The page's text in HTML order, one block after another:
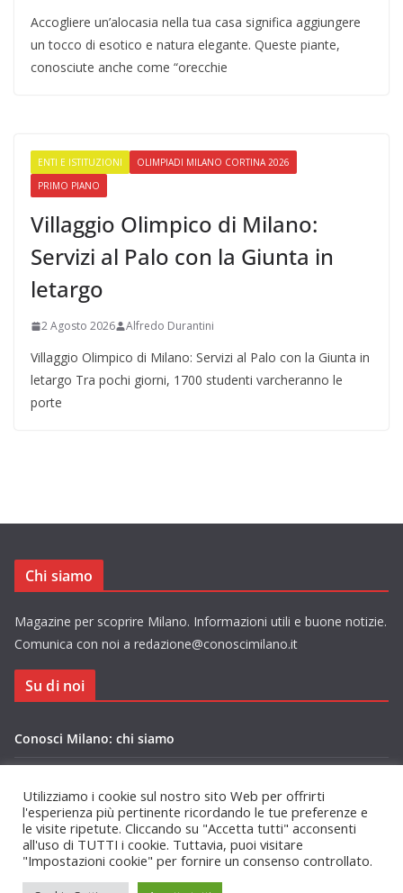
Accogliere un’alocasia nella tua casa significa aggiungere
un tocco di esotico e natura elegante. Queste piante,
conosciute anche come “orecchie
ENTI E ISTITUZIONI
OLIMPIADI MILANO CORTINA 2026
PRIMO PIANO
Villaggio Olimpico di Milano:
Servizi al Palo con la Giunta in
letargo
2 Agosto 2026 Alfredo Durantini
Villaggio Olimpico di Milano: Servizi al Palo con la Giunta in
letargo Tra pochi giorni, 1700 studenti varcheranno le
porte
Chi siamo
Magazine per scoprire Milano. Informazioni utili e buone notizie.
Comunica con noi a redazione@conoscimilano.it
Su di noi
Conosci Milano: chi siamo
Copyright © 2026Conosci Milano
Utilizziamo i cookie sul nostro sito Web per offrirti
l'esperienza più pertinente ricordando le tue preferenze e
le visite ripetute. Cliccando su "Accetta tutti" acconsenti
all'uso di TUTTI i cookie. Tuttavia, puoi visitare
"Impostazioni cookie" per fornire un consenso controllato.